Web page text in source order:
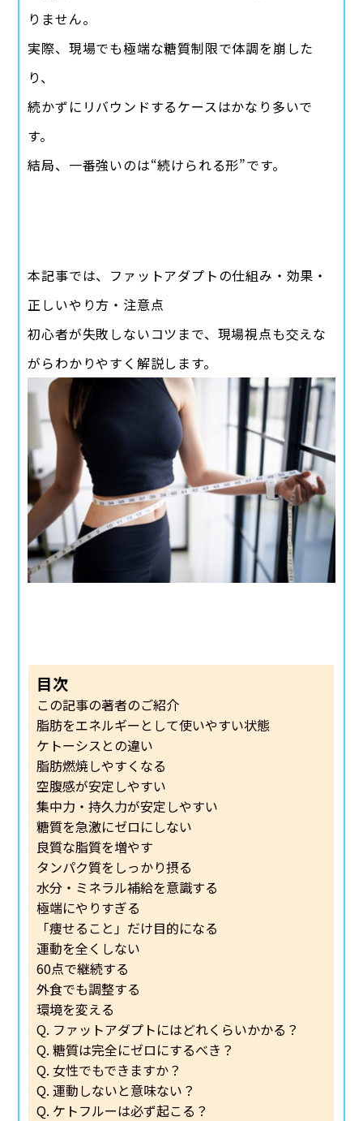
りません。
実際、現場でも極端な糖質制限で体調を崩した
り、
続かずにリバウンドするケースはかなり多いで
す。
結局、一番強いのは“続けられる形”です。
本記事では、ファットアダプトの仕組み・効果・
正しいやり方・注意点
初心者が失敗しないコツまで、現場視点も交えな
がらわかりやすく解説します。
目次
この記事の著者のご紹介
脂肪をエネルギーとして使いやすい状態
ケトーシスとの違い
脂肪燃焼しやすくなる
空腹感が安定しやすい
集中力・持久力が安定しやすい
糖質を急激にゼロにしない
良質な脂質を増やす
タンパク質をしっかり摂る
水分・ミネラル補給を意識する
極端にやりすぎる
「痩せること」だけ目的になる
運動を全くしない
60点で継続する
外食でも調整する
環境を変える
Q. ファットアダプトにはどれくらいかかる？
Q. 糖質は完全にゼロにするべき？
Q. 女性でもできますか？
Q. 運動しないと意味ない？
Q. ケトフルーは必ず起こる？